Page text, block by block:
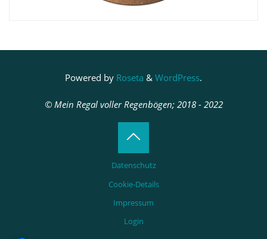
Powered by Roseta & WordPress.
© Mein Regal voller Regenbögen; 2018 - 2022
Datenschutz
Cookie-Details
Impressum
Login
Back
to
Top